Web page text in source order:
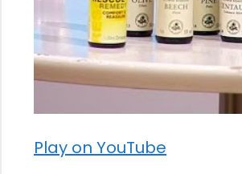
Play on YouTube